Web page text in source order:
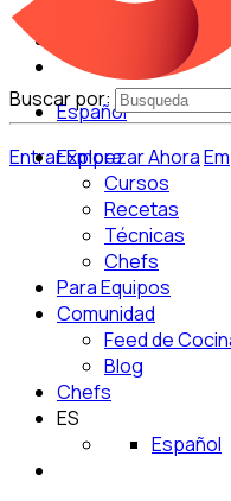
Español
EntrarEmpezar Ahora
Buscar por:
Explora
Cursos
Recetas
Técnicas
Chefs
Para Equipos
Comunidad
Feed de
Blog
Chefs
ES
Español